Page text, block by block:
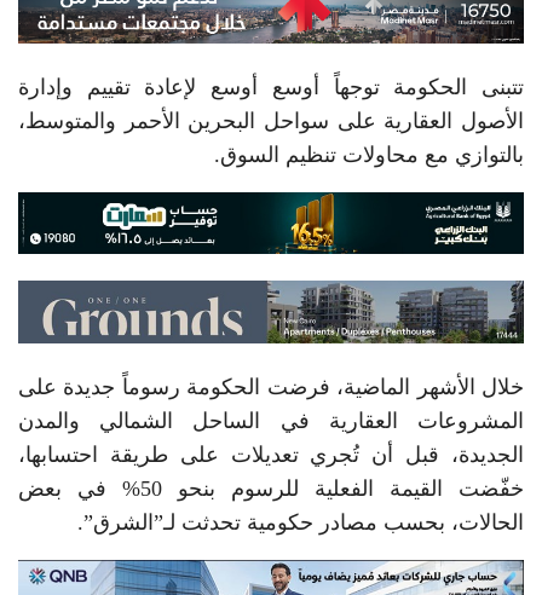
تتبنى الحكومة توجهاً أوسع أوسع لإعادة تقييم وإدارة
الأصول العقارية على سواحل البحرين الأحمر والمتوسط،
بالتوازي مع محاولات تنظيم السوق.
خلال الأشهر الماضية، فرضت الحكومة رسوماً جديدة على
المشروعات العقارية في الساحل الشمالي والمدن
الجديدة، قبل أن تُجري تعديلات على طريقة احتسابها،
خفّضت القيمة الفعلية للرسوم بنحو 50% في بعض
الحالات، بحسب مصادر حكومية تحدثت لـ”الشرق”.